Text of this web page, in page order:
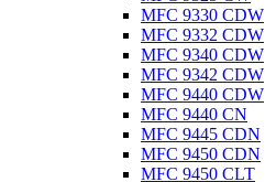
MFC 9330 CDW
MFC 9332 CDW
MFC 9340 CDW
MFC 9342 CDW
MFC 9440 CDW
MFC 9440 CN
MFC 9445 CDN
MFC 9450 CDN
MFC 9450 CLT